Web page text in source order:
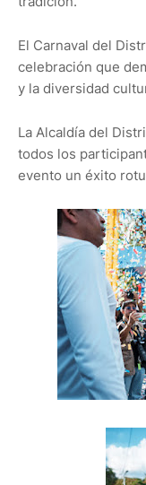
El Carnaval del
celebración que
y la diversidad
La Alcaldía del
todos los
evento un éxito